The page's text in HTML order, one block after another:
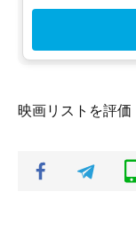
映画リストを評価